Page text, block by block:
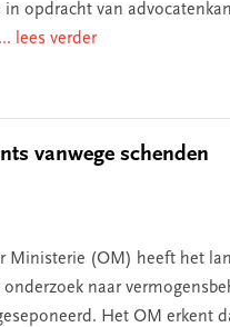
in opdracht van
... lees verder
vanwege schenden
Ministerie (OM) heeft het
naar
Het OM erkent